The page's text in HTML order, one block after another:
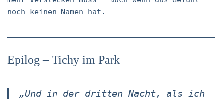
noch keinen Namen hat.
Epilog – Tichy im Park
„Und in der dritten Nacht, als ich